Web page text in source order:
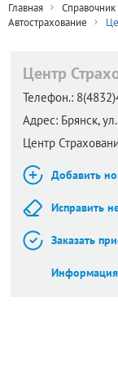
Главная Справочник
Автострахование
Центр
Телефон.:
Адрес: Брянск,
Центр
Добавить
Исправить
Заказать
Информация